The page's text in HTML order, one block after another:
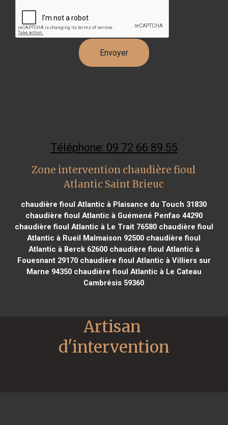
Téléphone: 09 72 66 89 55
Zone intervention chaudière fioul
Atlantic Saint Brieuc
chaudière fioul Atlantic à Plaisance du Touch 31830
chaudière fioul Atlantic à Guémené Penfao 44290
chaudière fioul Atlantic à Le Trait 76580chaudière fioul
Atlantic à Rueil Malmaison 92500 chaudière fioul
Atlantic à Berck 62600chaudière fioul Atlantic à
Fouesnant 29170chaudière fioul Atlantic à Villiers sur
Marne 94350chaudière fioul Atlantic à Le Cateau
Cambrésis 59360
Artisan
d'intervention